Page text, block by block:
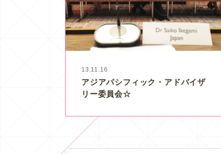
13.11.16
アジアパシフィック・アドバイザ
リー委員会☆